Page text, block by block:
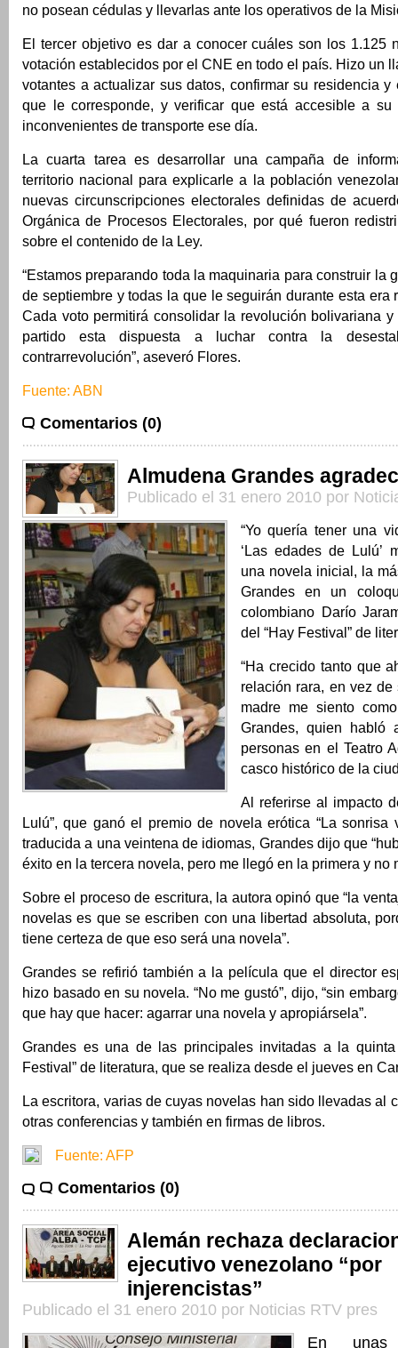
no posean cédulas y llevarlas ante los operativos de la
El tercer objetivo es dar a conocer cuáles son los 1.125
votación establecidos por el CNE en todo el país. Hizo un
votantes a actualizar sus datos, confirmar su residencia y
que le corresponde, y verificar que está accesible a su
inconvenientes de transporte ese día.
La cuarta tarea es desarrollar una campaña de
territorio nacional para explicarle a la población
nuevas circunscripciones electorales definidas de
Orgánica de Procesos Electorales, por qué fueron
sobre el contenido de la Ley.
“Estamos preparando toda la maquinaria para construir la
de septiembre y todas la que le seguirán durante esta
Cada voto permitirá consolidar la revolución bolivariana
partido esta dispuesta a luchar contra la
contrarrevolución”, aseveró Flores.
Fuente: ABN
Comentarios (0)
Almudena Grandes
Publicado el 31 enero 2010 por
“Yo quería tener una
‘Las edades de Lulú’
una novela inicial, la
Grandes en un
colombiano Darío
del “Hay Festival” de
“Ha crecido tanto que
relación rara, en vez de
madre me siento
Grandes, quien habló
personas en el Teatro
casco histórico de la
Al referirse al impacto
Lulú”, que ganó el premio de novela erótica “La sonrisa
traducida a una veintena de idiomas, Grandes dijo que
éxito en la tercera novela, pero me llegó en la primera y no
Sobre el proceso de escritura, la autora opinó que “la
novelas es que se escriben con una libertad absoluta,
tiene certeza de que eso será una novela”.
Grandes se refirió también a la película que el director
hizo basado en su novela. “No me gustó”, dijo, “sin
que hay que hacer: agarrar una novela y apropiársela”.
Grandes es una de las principales invitadas a la
Festival” de literatura, que se realiza desde el jueves en
La escritora, varias de cuyas novelas han sido llevadas al
otras conferencias y también en firmas de libros.
Fuente: AFP
Comentarios (0)
Alemán rechaza
ejecutivo venezolano “por
injerencistas”
Publicado el 31 enero 2010 por Noticias RTV pres
En unas